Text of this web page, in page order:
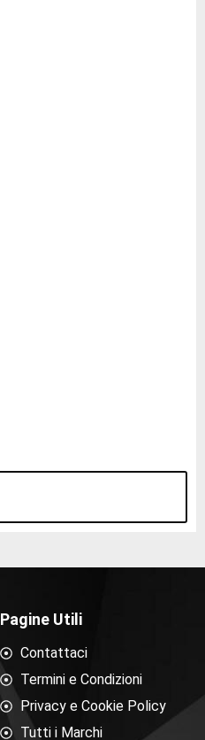
Pagine Utili
Contattaci
Termini e Condizioni
Privacy e Cookie Policy
Tutti i Marchi